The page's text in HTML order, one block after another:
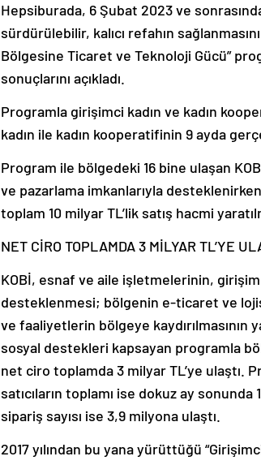
Hepsiburada, 6 Şubat 2023 ve
sürdürülebilir, kalıcı refahın
Bölgesine Ticaret ve Teknoloji Gücü”
sonuçlarını açıkladı.
Programla girişimci kadın ve kadın
kadın ile kadın kooperatifinin 9 ayda
Program ile bölgedeki 16 bine ulaşan
ve pazarlama imkanlarıyla
toplam 10 milyar TL’lik satış hacmi
NET CİRO TOPLAMDA 3 MİLYAR TL’YE
KOBİ, esnaf ve aile işletmelerinin,
desteklenmesi; bölgenin e-ticaret ve
ve faaliyetlerin bölgeye
sosyal destekleri kapsayan programla
net ciro toplamda 3 milyar TL’ye ulaştı.
satıcıların toplamı ise dokuz ay
sipariş sayısı ise 3,9 milyona ulaştı.
2017 yılından bu yana yürüttüğü